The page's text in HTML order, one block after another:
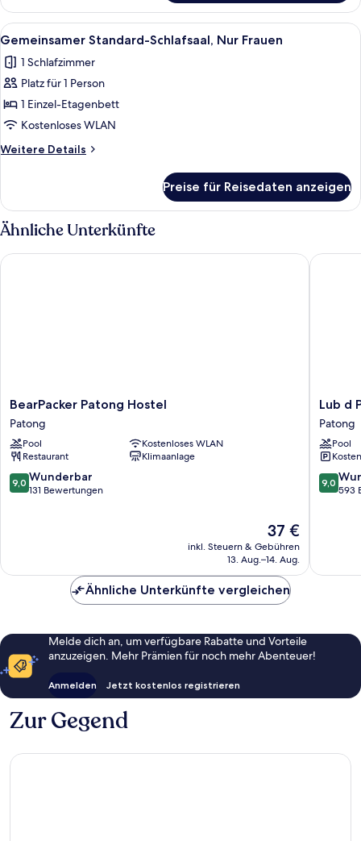
Standard-
Schlafsaal
Alle
Fotos
für
Gemeinsamer
Standard-
Schlafsaal,
Nur
Frauen
Ein Korridor mit Etagenbetten und
5
Gemeinsamer Standard-Schlafsaal, Nur Frauen
1 Schlafzimmer
Platz für 1 Person
1 Einzel-Etagenbett
Kostenloses WLAN
Weitere Details
Weitere
Standard-
Schlafsaal,
Nur
Frauen
Preise für Reisedaten anzeigen
Ähnliche Unterkünfte
BearPacker
Patong
Hostel
Patong
BearPacker Patong Hostel
Patong
Pool
Kostenloses WLAN
Restaurant
Klimaanlage
9.0
von
9,0 Wunderbar
131 Bewertungen
Der
Preis
beträgt
37 €
inkl. Steuern & Gebühren
13. Aug.–14. Aug.
BearPacker Patong Hostel
Lub
d
Phuket
Patong
Patong
Lub d
Patong
Pool
9.0
von
9,0
593
Lub d
Ähnliche Unterkünfte vergleichen
Melde dich an, um verfügbare Rabatte und Vorteile
anzuzeigen. Mehr Prämien für noch mehr Abenteuer!
Anmelden Jetzt kostenlos registrieren
Zur Gegend